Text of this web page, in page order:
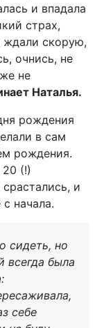
и впадала
страх,
ждали скорую,
очнись, не
не
Наталья.
рождения
в сам
рождения.
(!)
и
начала.
сидеть, но
всегда была
себе